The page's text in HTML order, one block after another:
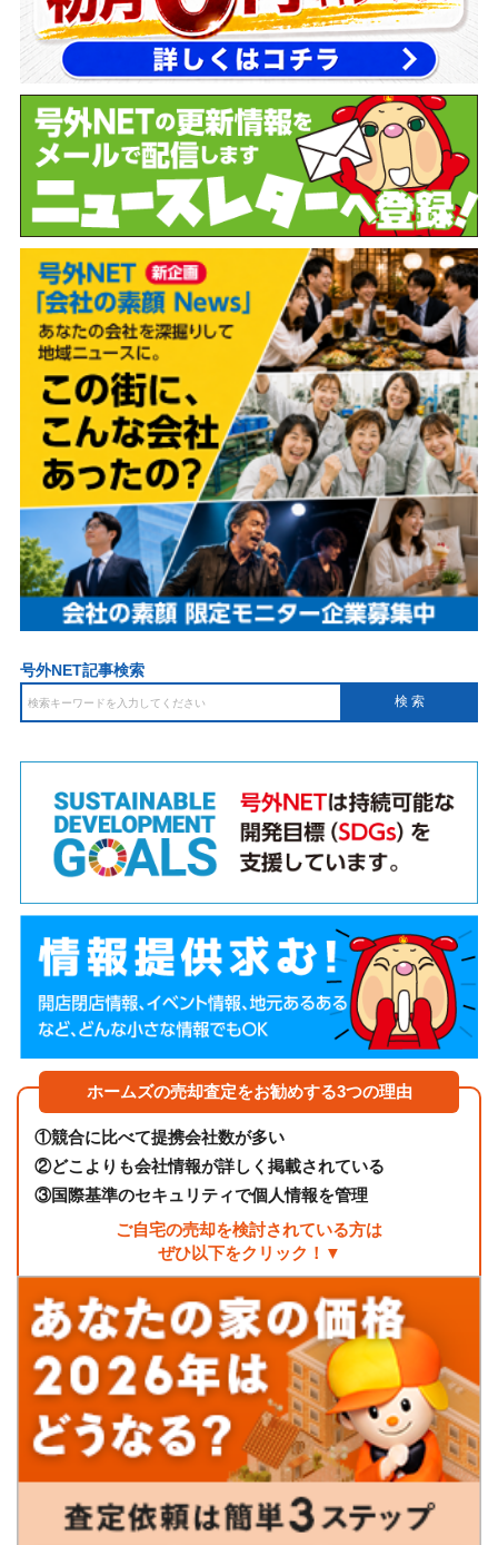
号外NET記事検索
ホームズの売却査定をお勧めする3つの理由
①競合に比べて提携会社数が多い
②どこよりも会社情報が詳しく掲載されている
③国際基準のセキュリティで個人情報を管理
ご自宅の売却を検討されている方は
ぜひ以下をクリック！▼